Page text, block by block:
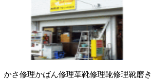
かさ修理かばん修理革靴修理靴修理靴磨き